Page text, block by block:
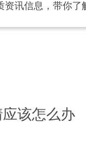
讯信息，带你了
该怎么办